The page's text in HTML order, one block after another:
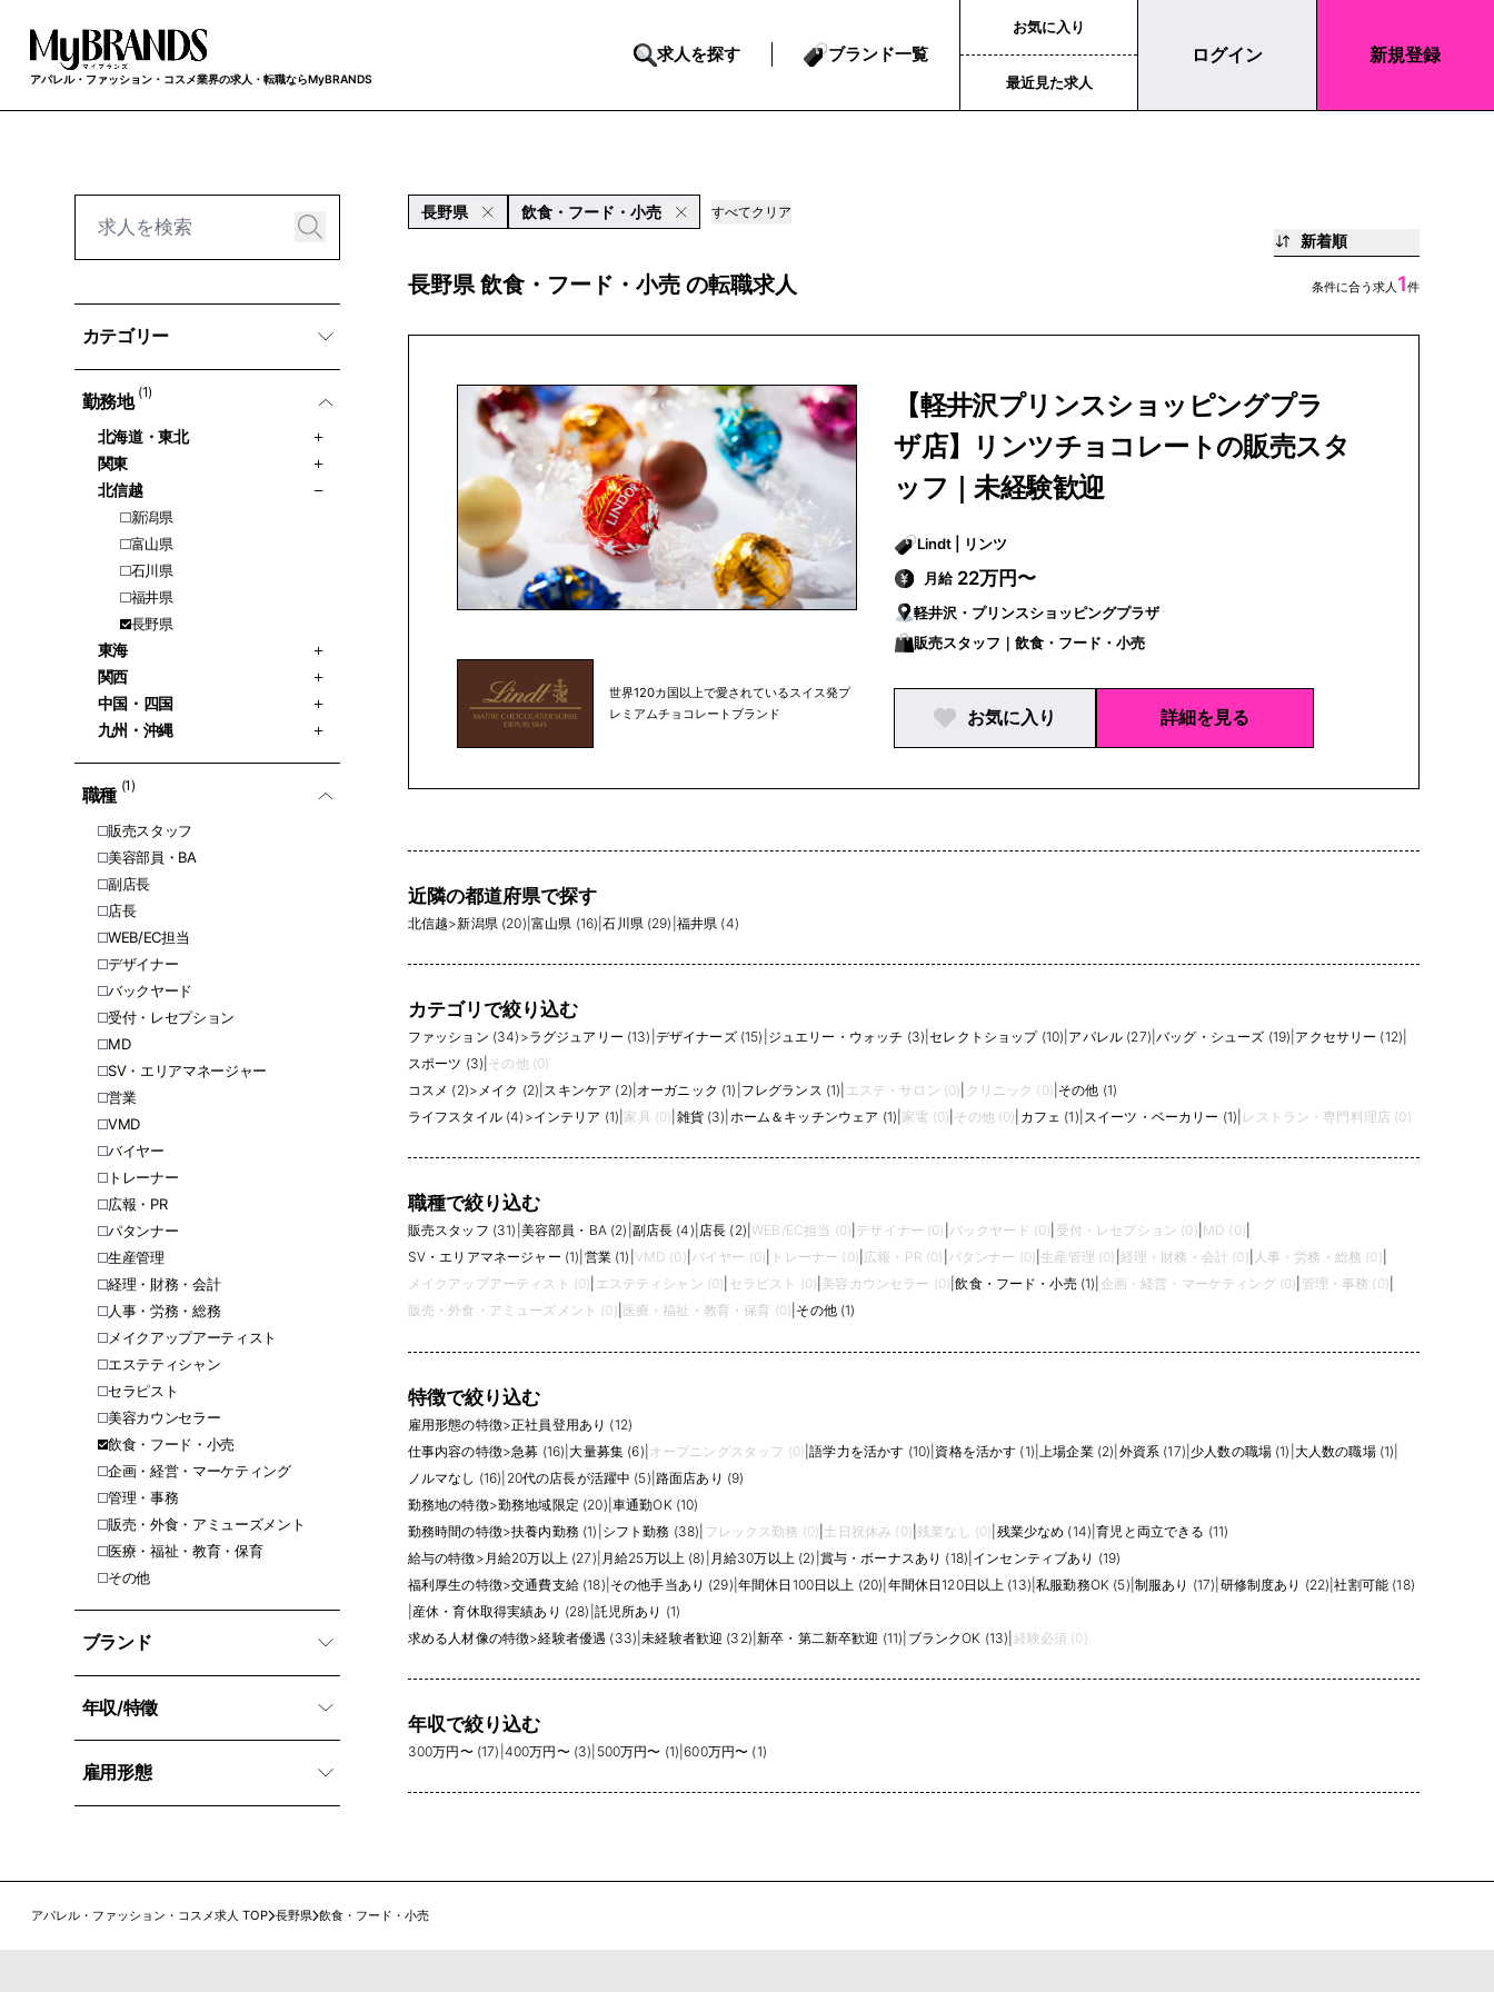
アパレル・ファッション・コスメ業界の求人・転職ならMyBRANDS
求人を探す ブランド一覧
お気に入り
最近見た求人
ログイン 新規登録
カテゴリー
勤務地 (1)
北海道・東北
関東
北信越
新潟県
富山県
石川県
福井県
長野県
東海
関西
中国・四国
九州・沖縄
職種 (1)
販売スタッフ
美容部員・BA
副店長
店長
WEB/EC担当
デザイナー
バックヤード
受付・レセプション
MD
SV・エリアマネージャー
営業
VMD
バイヤー
トレーナー
広報・PR
パタンナー
生産管理
経理・財務・会計
人事・労務・総務
メイクアップアーティスト
エステティシャン
セラピスト
美容カウンセラー
飲食・フード・小売
企画・経営・マーケティング
管理・事務
販売・外食・アミューズメント
医療・福祉・教育・保育
その他
ブランド
年収/特徵
雇用形態
長野県 飲食・フード・小売 すべてクリア
新着順
長野県 飲食・フード・小売 の転職求人 条件に合う求人 1件
世界120カ国以上で愛されているスイス発プ
レミアムチョコレートブランド
【軽井沢プリンスショッピングプラ
ザ店】リンツチョコレートの販売スタ
ッフ｜未経験歓迎
Lindt | リンツ
月給 22万円〜
軽井沢・プリンスショッピングプラザ
販売スタッフ｜飲食・フード・小売
お気に入り 詳細を見る
近隣の都道府県で探す
北信越>新潟県 (20) 富山県 (16) |石川県 (29) 福井県 (4)
カテゴリで絞り込む
ファッション (34) >ラグジュアリー (13) デザイナーズ (15) ジュエリー・ウォッチ (3) |セレクトショップ (10) アパレル (27) |バッグ・シューズ (19) アクセサリー (12)
スポーツ (3) その他 (0)
コスメ (2)> メイク (2) スキンケア (2) オーガニック (1) フレグランス (1) エステ・サロン (0) クリニック (0) その他 (1)
ライフスタイル (4) >インテリア (1) 家具 (0) 雑貨 (3) ホーム＆キッチンウェア (1) 家電 (0) その他 (0) カフェ (1) スイーツ・ベーカリー (1) レストラン・専門料理店 (0)
職種で絞り込む
販売スタッフ (31) 美容部員・BA (2) 副店長 (4) 店長 (2) WEB/EC担当 (0) デザイナー (0) バックヤード (0) 受付・レセプション (0) MD (0)
SV・エリアマネージャー (1) 営業 (1) VMD (0) バイヤー (0) トレーナー (0) 広報・PR (0) パタンナー (0) |生産管理 (0) 経理・財務・会計 (0) 人事・労務・総務 (0)
メイクアップアーティスト (0) エステティシャン (0) セラピスト (0) 美容カウンセラー (0) |飲食・フード・小売 (1) 企画・経営・マーケティング (0) 管理・事務 (0)
販売・外食・アミューズメント (0) 医療・福祉・教育・保育 (0) その他 (1)
特徴で絞り込む
雇用形態の特徴>正社員登用あり (12)
仕事内容の特徴>急募 (16) |大量募集 (6) オープニングスタッフ (0) |語学力を活かす (10) 資格を活かす (1) 上場企業 (2) 外資系 (17) 少人数の職場 (1) 大人数の職場 (1)
ノルマなし (16) 20代の店長が活躍中 (5) 路面店あり (9)
勤務地の特徴>勤務地域限定 (20) 車通勤OK (10)
勤務時間の特徴>扶養内勤務 (1) シフト勤務 (38) フレックス勤務 (0) 土日祝休み (0) |残業なし (0) 残業少なめ (14) |育児と両立できる (11)
給与の特徴> 月給20万以上 (27) 月給25万以上 (8) 月給30万以上 (2) 賞与・ボーナスあり (18) インセンティブあり (19)
福利厚生の特徴>交通費支給 (18) その他手当あり (29) 年間休日100日以上 (20) 年間休日120日以上 (13) |私服勤務OK (5) 制服あり (17) 研修制度あり (22) |社割可能 (18)
産休・育休取得実績あり (28) 託児所あり (1)
求める人材像の特徴>経験者優遇 (33) |未経験者歓迎 (32) |新卒・第二新卒歓迎 (11) ブランクOK (13) 経験必須 (0)
年収で絞り込む
300万円〜 (17) 400万円〜 (3) 500万円〜 (1) |600万円〜 (1)
アパレル・ファッション・コスメ求人 TOP 長野県 飲食・フード・小売